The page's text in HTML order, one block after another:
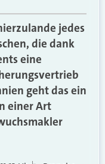
jedes
die dank
eine
geht das ein
einer Art